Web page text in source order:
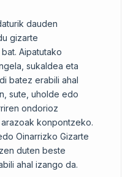
dauden
gizarte
Aipatutako
sukaldea eta
batez erabili ahal
sute, uholde edo
ondorioz
konpontzeko.
Oinarrizko Gizarte
duten beste
ahal izango da.